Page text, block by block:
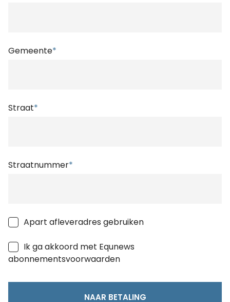
Gemeente*
Straat*
Straatnummer*
Apart afleveradres gebruiken
Ik ga akkoord met Equnews
abonnementsvoorwaarden
NAAR BETALING